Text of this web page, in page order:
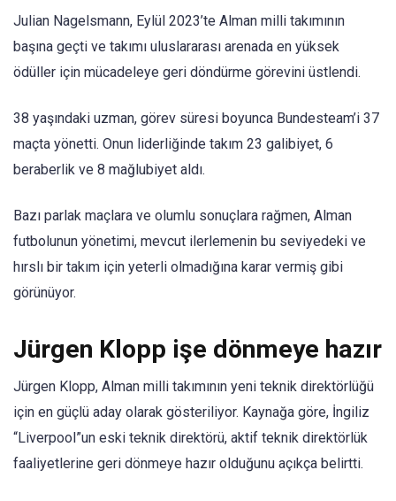
Julian Nagelsmann, Eylül 2023’te Alman milli takımının
başına geçti ve takımı uluslararası arenada en yüksek
ödüller için mücadeleye geri döndürme görevini üstlendi.
38 yaşındaki uzman, görev süresi boyunca Bundesteam’i 37
maçta yönetti. Onun liderliğinde takım 23 galibiyet, 6
beraberlik ve 8 mağlubiyet aldı.
Bazı parlak maçlara ve olumlu sonuçlara rağmen, Alman
futbolunun yönetimi, mevcut ilerlemenin bu seviyedeki ve
hırslı bir takım için yeterli olmadığına karar vermiş gibi
görünüyor.
Jürgen Klopp işe dönmeye hazır
Jürgen Klopp, Alman milli takımının yeni teknik direktörlüğü
için en güçlü aday olarak gösteriliyor. Kaynağa göre, İngiliz
“Liverpool”un eski teknik direktörü, aktif teknik direktörlük
faaliyetlerine geri dönmeye hazır olduğunu açıkça belirtti.